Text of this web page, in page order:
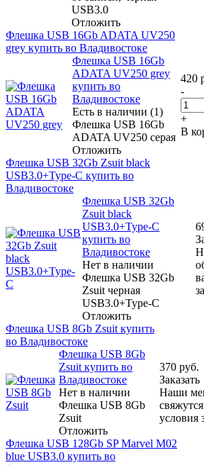
USB3.0
Отложить
Флешка USB 16Gb ADATA UV250
grey купить во Владивостоке
Флешка USB 16Gb
ADATA UV250 grey
купить во
Владивостоке
Есть в наличии (1)
Флешка USB 16Gb
ADATA UV250 серая
Отложить
420
-
+
В
Флешка USB 32Gb Zsuit black
USB3.0+Type-C купить во
Владивостоке
Флешка USB 32Gb
Zsuit black
USB3.0+Type-C
купить во
Владивостоке
Нет в наличии
Флешка USB 32Gb
Zsuit черная
USB3.0+Type-C
Отложить
Флешка USB 8Gb Zsuit купить
во Владивостоке
Флешка USB 8Gb
Zsuit купить во
Владивостоке
Нет в наличии
Флешка USB 8Gb
Zsuit
Отложить
370 руб.
Заказать
Наши
условия
Флешка USB 128Gb SP Marvel M02
blue USB3.0 купить во